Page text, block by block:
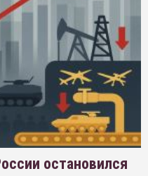
остановился